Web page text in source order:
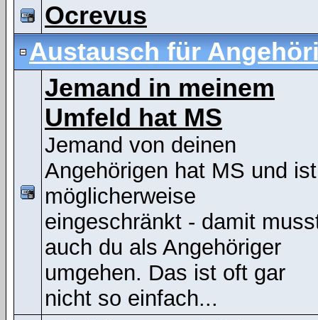
Ocrevus
Austausch für
Jemand in meinem
Umfeld hat MS
Jemand von deinen
Angehörigen hat MS und ist
möglicherweise
eingeschränkt - damit
auch du als Angehöriger
umgehen. Das ist oft gar
nicht so einfach...